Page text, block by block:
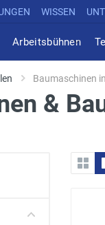
WISSEN
Arbeitsbühnen
Baumaschinen
&